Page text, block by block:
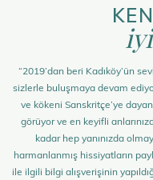
“2019’dan beri Kadıköy’ün
sizlerle buluşmaya devam
ve kökeni Sanskritçe’ye
görüyor ve en keyifli
kadar hep yanınızda
harmanlanmış hissiyatların
ile ilgili bilgi alışverişinin